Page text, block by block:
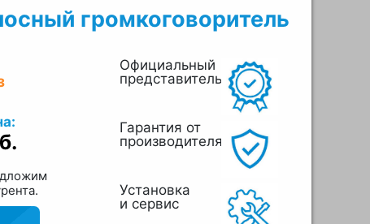
громкоговоритель
Официальный
представитель
Гарантия от
производителя
Установка
и сервис